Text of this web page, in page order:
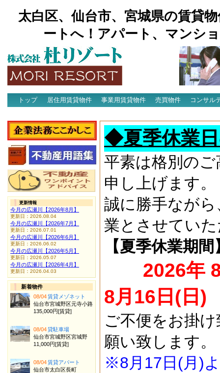
太白区、仙台市、宮城県の賃貸
ートへ！アパート、マンシ
トップ 居住用賃貸物件 事業用賃貸物件 売買物件
コンサル
◆夏季休業
平素は格別の
申し上げます。
誠に勝手なが
業とさせてい
【夏季休業期間
2026年
8月16日(日)
ご不便をお掛
願い致します。
※8月17日(月)
更新情報
今月の広瀬川【2026年8月】
更新日：2026.08.04
今月の広瀬川【2026年7月】
更新日：2026.07.01
今月の広瀬川【2026年6月】
更新日：2026.06.02
今月の広瀬川【2026年5月】
更新日：2026.05.07
今月の広瀬川【2026年4月】
更新日：2026.04.03
新着物件
08/04賃貸メゾネット
仙台市宮城野区元寺小路
135,000円[賃貸]
08/04貸駐車場
仙台市宮城野区宮城野
11,000円[賃貸]
08/04賃貸アパート
仙台市太白区長町